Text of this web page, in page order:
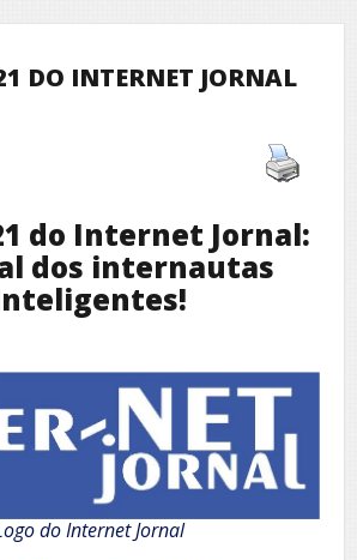
DO INTERNET JORNAL
do Internet Jornal:
dos internautas
do Internet Jornal